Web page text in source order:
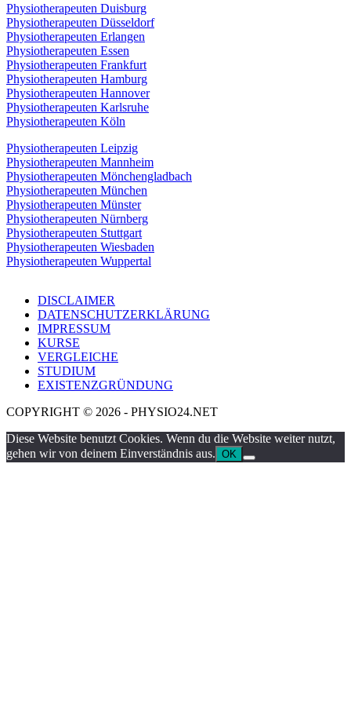
Physiotherapeuten Duisburg
Physiotherapeuten Düsseldorf
Physiotherapeuten Erlangen
Physiotherapeuten Essen
Physiotherapeuten Frankfurt
Physiotherapeuten Hamburg
Physiotherapeuten Hannover
Physiotherapeuten Karlsruhe
Physiotherapeuten Köln
Physiotherapeuten Leipzig
Physiotherapeuten Mannheim
Physiotherapeuten Mönchengladbach
Physiotherapeuten München
Physiotherapeuten Münster
Physiotherapeuten Nürnberg
Physiotherapeuten Stuttgart
Physiotherapeuten Wiesbaden
Physiotherapeuten Wuppertal
DISCLAIMER
DATENSCHUTZERKLÄRUNG
IMPRESSUM
KURSE
VERGLEICHE
STUDIUM
EXISTENZGRÜNDUNG
COPYRIGHT © 2026 - PHYSIO24.NET
Diese Website benutzt Cookies. Wenn du die Website weiter nutzt,
gehen wir von deinem Einverständnis aus. OK